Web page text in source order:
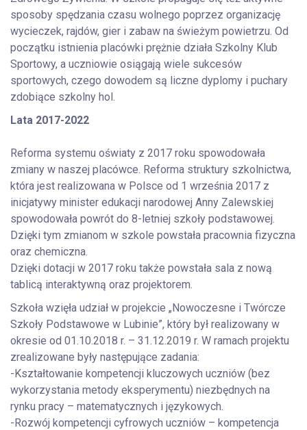
sposoby spędzania czasu wolnego poprzez organizację
wycieczek, rajdów, gier i zabaw na świeżym powietrzu. Od
początku istnienia placówki prężnie działa Szkolny Klub
Sportowy, a uczniowie osiągają wiele sukcesów
sportowych, czego dowodem są liczne dyplomy i puchary
zdobiące szkolny hol.
Lata 2017-2022
Reforma systemu oświaty z 2017 roku spowodowała
zmiany w naszej placówce. Reforma struktury szkolnictwa,
która jest realizowana w Polsce od 1 września 2017 z
inicjatywy minister edukacji narodowej Anny Zalewskiej
spowodowała powrót do 8-letniej szkoły podstawowej.
Dzięki tym zmianom w szkole powstała pracownia fizyczna
oraz chemiczna.
Dzięki dotacji w 2017 roku także powstała sala z nową
tablicą interaktywną oraz projektorem.
Szkoła wzięła udział w projekcie „Nowoczesne i Twórcze
Szkoły Podstawowe w Lubinie”, który był realizowany w
okresie od 01.10.2018 r. – 31.12.2019 r. W ramach projektu
zrealizowane były następujące zadania:
-Kształtowanie kompetencji kluczowych uczniów (bez
wykorzystania metody eksperymentu) niezbędnych na
rynku pracy – matematycznych i językowych.
-Rozwój kompetencji cyfrowych uczniów – kompetencja